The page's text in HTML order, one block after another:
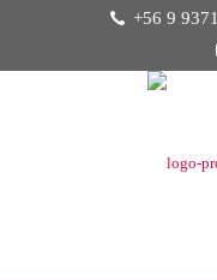
+56 9